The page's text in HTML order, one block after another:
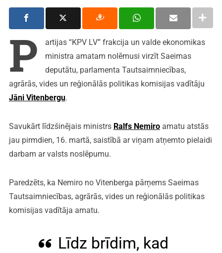
P
artijas “KPV LV” frakcija un valde ekonomikas
ministra amatam nolēmusi virzīt Saeimas
deputātu, parlamenta Tautsaimniecības,
agrārās, vides un reģionālās politikas komisijas vadītāju
Jāni Vitenbergu.
Savukārt līdzšinējais ministrs Ralfs Nemiroamatu atstās
jau pirmdien, 16. martā, saistībā ar viņam atņemto pielaidi
darbam ar valsts noslēpumu.
Paredzēts, ka Nemiro no Vitenberga pārņems Saeimas
Tautsaimniecības, agrārās, vides un reģionālās politikas
komisijas vadītāja amatu.
Līdz brīdim, kad